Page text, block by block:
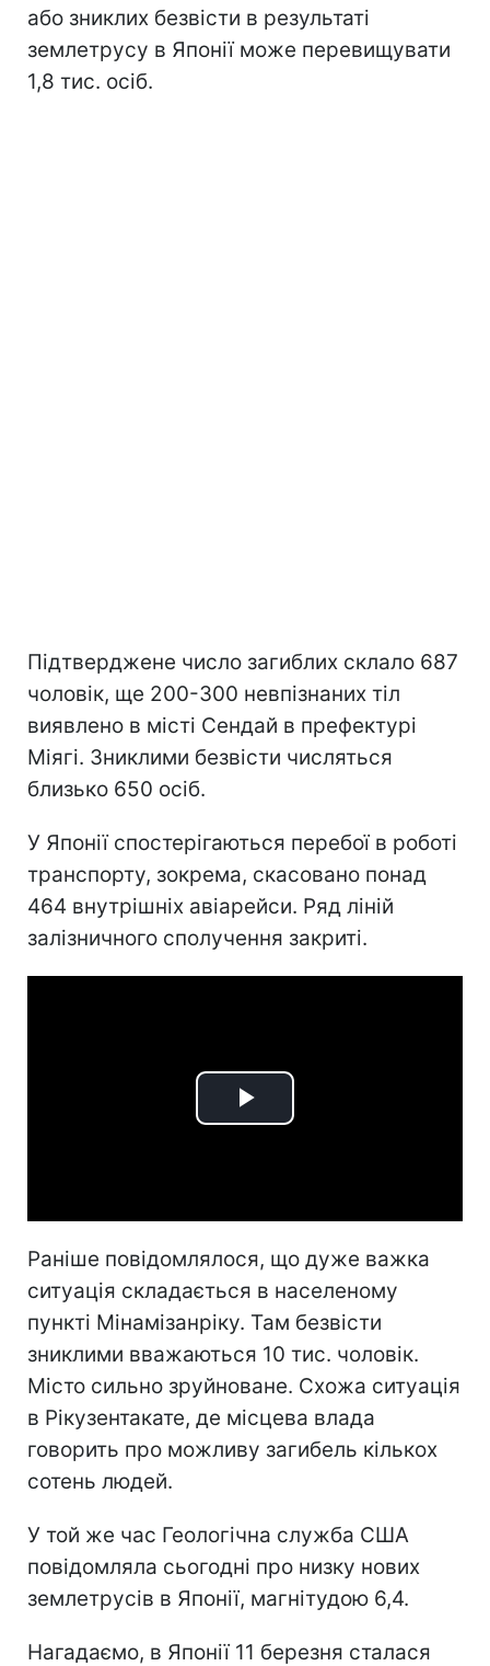
або зниклих безвісти в результаті
землетрусу в Японії може перевищувати
1,8 тис. осіб.
Підтверджене число загиблих склало 687
чоловік, ще 200-300 невпізнаних тіл
виявлено в місті Сендай в префектурі
Міягі. Зниклими безвісти числяться
близько 650 осіб.
У Японії спостерігаються перебої в роботі
транспорту, зокрема, скасовано понад
464 внутрішніх авіарейси. Ряд ліній
залізничного сполучення закриті.
Play
Раніше повідомлялося, що дуже важка
ситуація складається в населеному
пункті Мінамізанріку. Там безвісти
зниклими вважаються 10 тис. чоловік.
Місто сильно зруйноване. Схожа ситуація
в Рікузентакате, де місцева влада
говорить про можливу загибель кількох
сотень людей.
У той же час Геологічна служба США
повідомляла сьогодні про низку нових
землетрусів в Японії, магнітудою 6,4.
Нагадаємо, в Японії 11 березня сталася